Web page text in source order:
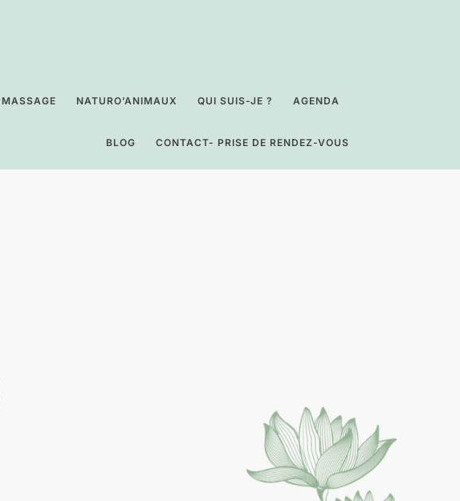
MASSAGE NATURO’ANIMAUX QUI SUIS-JE ? AGENDA
BLOG CONTACT- PRISE DE RENDEZ-VOUS